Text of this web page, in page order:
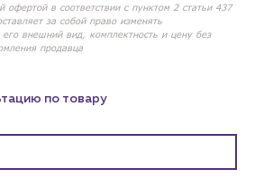
офертой в соответствии с пунктом 2 статьи 437
за собой право изменять
его внешний вид, комплектность и цену без
продавца
по товару